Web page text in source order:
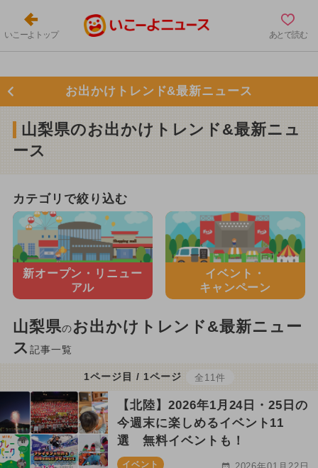
いこーよトップ あとで読む
お出かけトレンド&最新ニュース
山梨県のお出かけトレンド&最新ニュ
ース
カテゴリで絞り込む
新オープン・ リニュー
アル
イベント・
キャンペーン
山梨県のお出かけトレンド&最新ニュー
ス 記事一覧
1ページ目 / 1ページ 全11件
【北陸】2026年1月24日・25日の
今週末に楽しめるイベント11
選 無料イベントも！
イベント